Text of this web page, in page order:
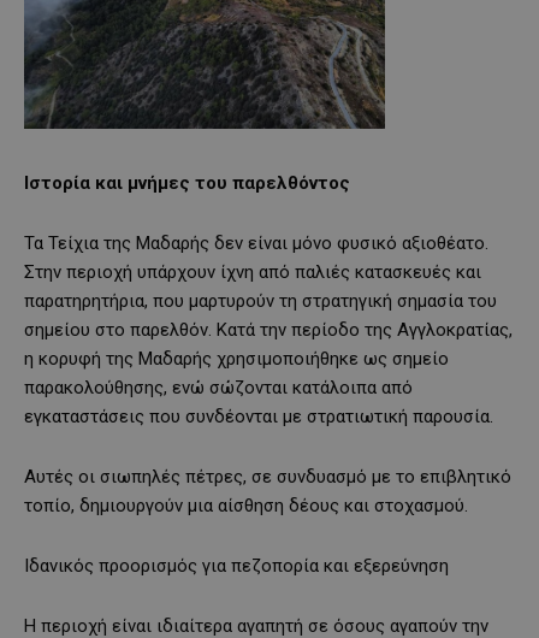
Ιστορία και μνήμες του παρελθόντος
Τα Τείχια της Μαδαρής δεν είναι μόνο φυσικό αξιοθέατο.
Στην περιοχή υπάρχουν ίχνη από παλιές κατασκευές και
παρατηρητήρια, που μαρτυρούν τη στρατηγική σημασία του
σημείου στο παρελθόν. Κατά την περίοδο της Αγγλοκρατίας,
η κορυφή της Μαδαρής χρησιμοποιήθηκε ως σημείο
παρακολούθησης, ενώ σώζονται κατάλοιπα από
εγκαταστάσεις που συνδέονται με στρατιωτική παρουσία.
Αυτές οι σιωπηλές πέτρες, σε συνδυασμό με το επιβλητικό
τοπίο, δημιουργούν μια αίσθηση δέους και στοχασμού.
Ιδανικός προορισμός για πεζοπορία και εξερεύνηση
Η περιοχή είναι ιδιαίτερα αγαπητή σε όσους αγαπούν την